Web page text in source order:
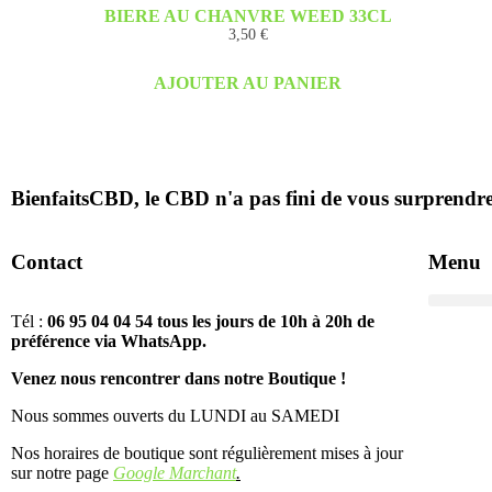
BIERE AU CHANVRE WEED 33CL
3,50 €
AJOUTER AU PANIER
BienfaitsCBD, le CBD n'a pas fini de vous
Contact
Tél : 06 95 04 04 54 tous les jours de 10h à 20h de
préférence via WhatsApp.
Venez nous rencontrer dans notre Boutique !
Nous sommes ouverts du LUNDI au SAMEDI
Nos horaires de boutique sont régulièrement mises à jour
sur notre page Google Marchant.
Menu